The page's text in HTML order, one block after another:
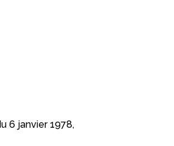
6 janvier 1978,